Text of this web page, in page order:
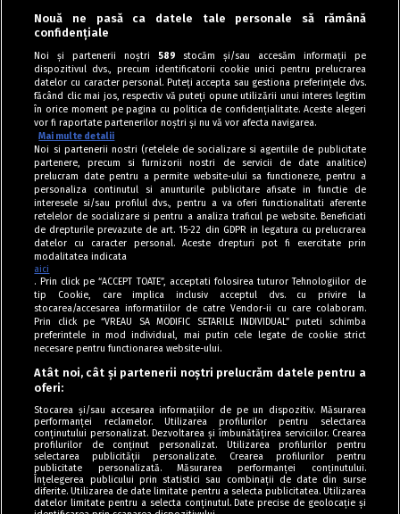
Tag index
Program Antena 1
Politica de cookies
Politica de confidențialitate
Termeni și condiții
Nouă ne pasă ca datele tale personale să rămână
confidențiale
Noi și partenerii noștri 589 stocăm și/sau accesăm informații pe
dispozitivul dvs., precum identificatorii cookie unici pentru prelucrarea
datelor cu caracter personal. Puteți accepta sau gestiona preferințele dvs.
făcând clic mai jos, respectiv vă puteți opune utilizării unui interes legitim
în orice moment pe pagina cu politica de confidențialitate. Aceste alegeri
vor fi raportate partenerilor noștri și nu vă vor afecta navigarea.
Mai multe detalii
Noi si partenerii nostri (retelele de socializare si agentiile de publicitate
partenere, precum si furnizorii nostri de servicii de date analitice)
prelucram date pentru a permite website-ului sa functioneze, pentru a
personaliza continutul si anunturile publicitare afisate in functie de
interesele si/sau profilul dvs., pentru a va oferi functionalitati aferente
retelelor de socializare si pentru a analiza traficul pe website. Beneficiati
de drepturile prevazute de art. 15-22 din GDPR in legatura cu prelucrarea
datelor cu caracter personal. Aceste drepturi pot fi exercitate prin
modalitatea indicata
aici
. Prin click pe “ACCEPT TOATE”, acceptati folosirea tuturor Tehnologiilor de
tip Cookie, care implica inclusiv acceptul dvs. cu privire la
stocarea/accesarea informatiilor de catre Vendor-ii cu care colaboram.
Prin click pe “VREAU SA MODIFIC SETARILE INDIVIDUAL” puteti schimba
preferintele in mod individual, mai putin cele legate de cookie strict
necesare pentru functionarea website-ului.
Atât noi, cât și partenerii noștri prelucrăm datele pentru a
oferi:
Stocarea și/sau accesarea informațiilor de pe un dispozitiv. Măsurarea
performanței reclamelor. Utilizarea profilurilor pentru selectarea
conținutului personalizat. Dezvoltarea și îmbunătățirea serviciilor. Crearea
profilurilor de conținut personalizat. Utilizarea profilurilor pentru
selectarea publicității personalizate. Crearea profilurilor pentru
publicitate personalizată. Măsurarea performanței conținutului.
Înțelegerea publicului prin statistici sau combinații de date din surse
diferite. Utilizarea de date limitate pentru a selecta publicitatea. Utilizarea
datelor limitate pentru a selecta conținutul. Date precise de geolocație și